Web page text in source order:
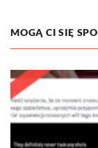
MOGĄ CI SIĘ